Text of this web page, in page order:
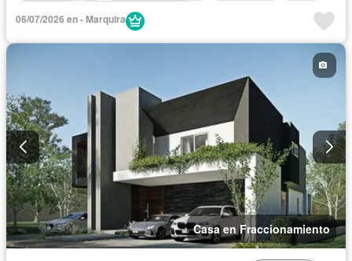
Caseta de vigilancia
06/07/2026 en - Marquira
Casa en Fraccionamiento